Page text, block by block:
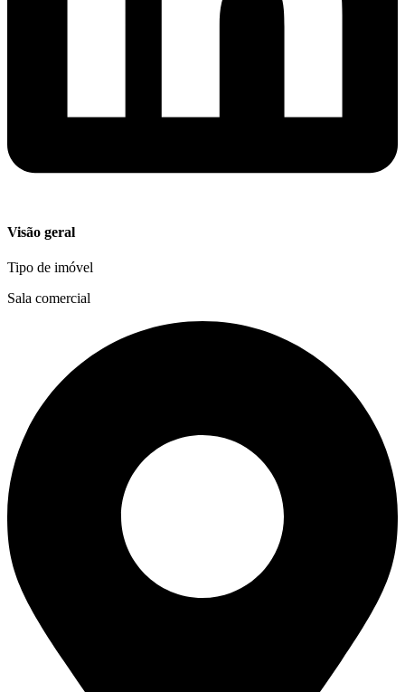
Visão geral
Tipo de imóvel
Sala comercial